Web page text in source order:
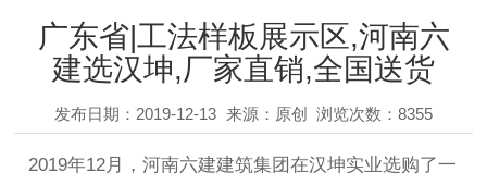
广东省|工法样板展示区,河南六
建选汉坤,厂家直销,全国送货
发布日期：2019-12-13 来源：原创 浏览次数：8355
2019年12月，河南六建建筑集团在汉坤实业选购了一